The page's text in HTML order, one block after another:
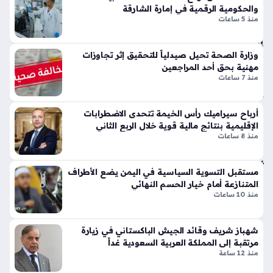
تي
س
سب
ورت
س
سر
قوا
عد
الت
ص
مي
م
الت
دي
بلم
سا
فا
إقل
يمي
ة
ح
سا
س
ة
وم
يري
ة
منذ
قة
عبدالله بن سالم الشهري قائداً له، وهي خطوة تأتي لتعزيز البناء
والحكومية الرقمية في إمارة الشارقة
منذ 5 ساعات
وزارة الصحة تحيل صيدلياً للتحقيق إثر تجاوزات
مهنية بحق أحد المراجعين
منذ 7 ساعات
أرباح سيراميك رأس الخيمة تتحدى الاضطرابات
الإقليمية بنتائج مالية قوية خلال الربع الثاني
منذ 8 ساعات
مستقبل التسوية السياسية في اليمن يضع الأطراف
المتنازعة أمام خيار الحسم النهائي
منذ 10 ساعات
شهباز شريف وقائد الجيش الباكستاني في زيارة
مرتقبة إلى المملكة العربية السعودية غداً
منذ 12 ساعة